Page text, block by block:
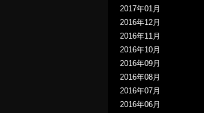
2017年01月
2016年12月
2016年11月
2016年10月
2016年09月
2016年08月
2016年07月
2016年06月